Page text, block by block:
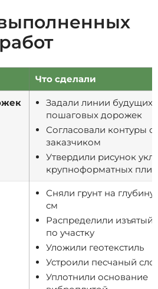
работ
Что сделали
Задали линии будущих
пошаговых дорожек
Согласовали контуры с
заказчиком
Утвердили рисунок
крупноформатных плит
Сняли грунт на глубину
см
Распределили изъятый
по участку
Уложили геотекстиль
Устроили песчаный
Уплотнили основание